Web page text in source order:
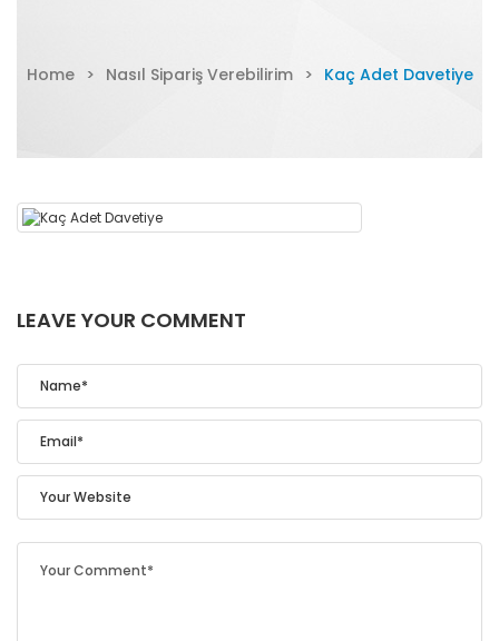
Home > Nasıl Sipariş Verebilirim > Kaç Adet Davetiye
LEAVE YOUR COMMENT